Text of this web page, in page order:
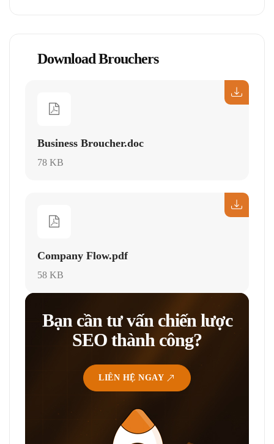
Download Brouchers
Business Broucher.doc
78 KB
Company Flow.pdf
58 KB
Bạn cần tư vấn chiến lược
SEO thành công?
LIÊN HỆ NGAY